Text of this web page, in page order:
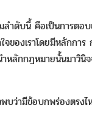
ดับนี้ คือเป็นการตอบ
จของเราโดยมีหลักก
หลักกฎหมายนั้นมาวินิ
พบว่ามีข้อบกพร่องตร